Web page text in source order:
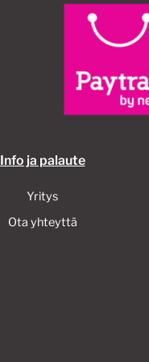
Info ja palaute
Yritys
Ota yhteyttä